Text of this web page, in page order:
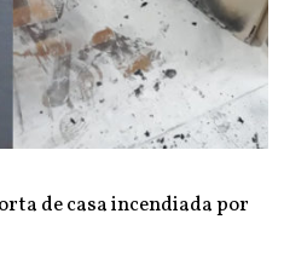
de casa incendiada por